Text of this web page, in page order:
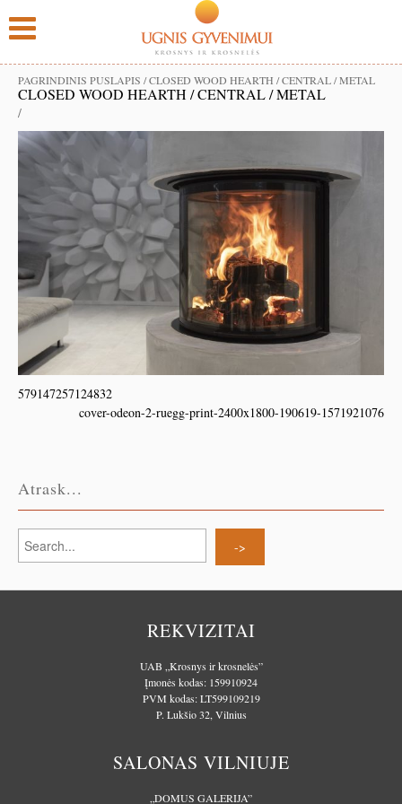
PAGRINDINIS PUSLAPIS /CLOSED WOOD HEARTH / CENTRAL / METAL
CLOSED WOOD HEARTH / CENTRAL / METAL
/
579147257124832
cover-odeon-2-ruegg-print-2400x1800-190619-1571921076
Atrask...
REKVIZITAI
UAB „Krosnys ir krosnelės”
Įmonės kodas: 159910924
PVM kodas: LT599109219
P. Lukšio 32, Vilnius
SALONAS VILNIUJE
„DOMUS GALERIJA”